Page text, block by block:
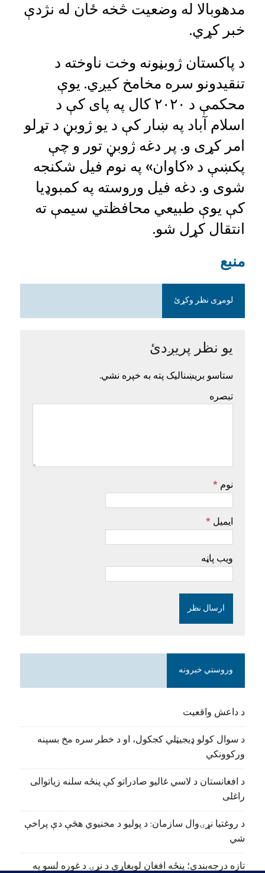
مدهوبالا له وضعيت څخه ځان له نژدې
خبر کړي.
د پاکستان ژوبڼونه وخت ناوخته د
تنقيدونو سره مخامخ کيږي. يوې
محکمې د ۲۰۲۰ کال په پای کې د
اسلام آباد په ښار کې د يو ژوبڼ د تړلو
امر کړی و. پر دغه ژوبڼ تور و چې
پکښې د «کاوان» په نوم فيل شکنجه
شوی و. دغه فيل وروسته په کمبوډيا
کې يوې طبيعي محافظتي سيمې ته
انتقال کړل شو.
منبع
لومړی نظر وکړئ
یو نظر پریږدئ
ستاسو بریښنالیک پته به خپره نشي.
تبصره
نوم *
ایمیل *
ویب پاڼه
وروستي خبرونه
د داعش واقعیت
د سوال کولو ډیجیټلي کجکول، او د خطر سره مخ بسپنه
ورکوونکي
د افغانستان د لاسي غالیو صادراتو کې پنځه سلنه زیاتوالی
راغلی
د روغتیا نړۍوال سازمان: د پولیو د مخنیوي هڅې دې پراخې
شي
تازه درجه‌بندي؛ پنځه افغان لوبغاړي د نړۍ د غوره لسو په